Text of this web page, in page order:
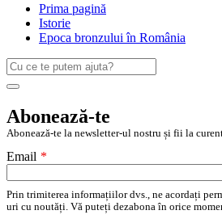
Prima pagină
Istorie
Epoca bronzului în România
Caută
după:
Search
Abonează-te
Abonează-te la newsletter-ul nostru și fii la
Email *
Prin trimiterea informațiilor dvs., ne acordați
uri cu noutăți. Vă puteți dezabona în orice